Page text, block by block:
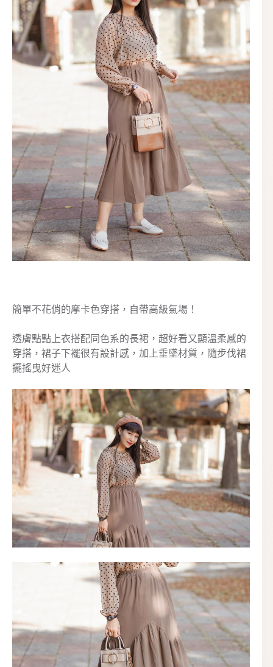
簡單不花俏的摩卡色穿搭，自帶高級氣場！
透膚點點上衣搭配同色系的長裙，超好看又顯溫柔感的
穿搭，裙子下襬很有設計感，加上垂墜材質，隨步伐裙
擺搖曳好迷人